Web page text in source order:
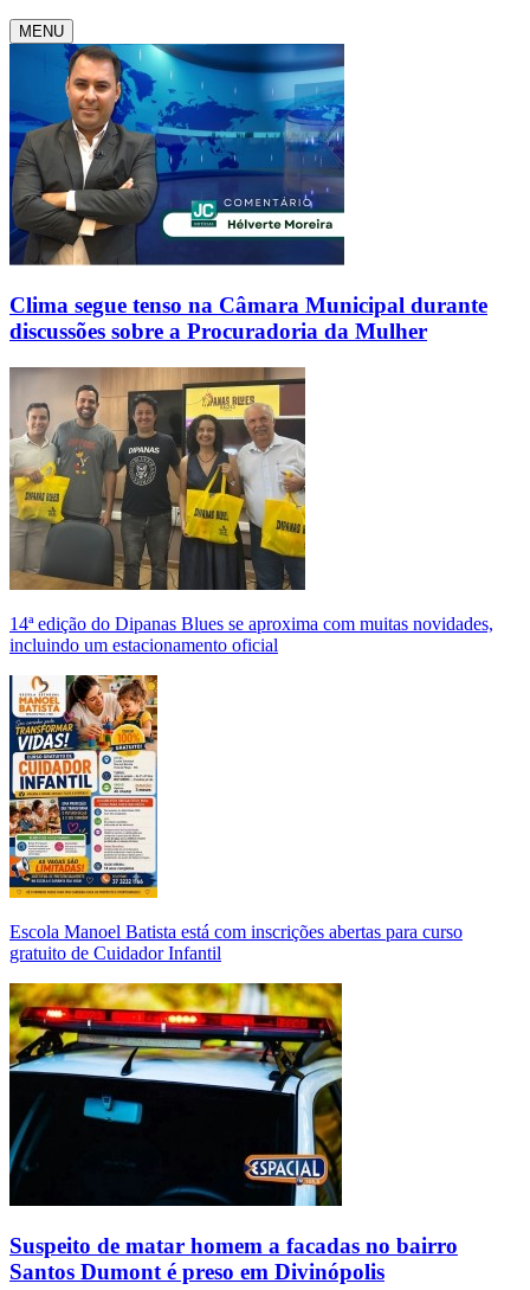
MENU
Clima segue tenso na Câmara Municipal durante
discussões sobre a Procuradoria da Mulher
14ª edição do Dipanas Blues se aproxima com muitas novidades,
incluindo um estacionamento oficial
Escola Manoel Batista está com inscrições abertas para curso
gratuito de Cuidador Infantil
Suspeito de matar homem a facadas no bairro
Santos Dumont é preso em Divinópolis